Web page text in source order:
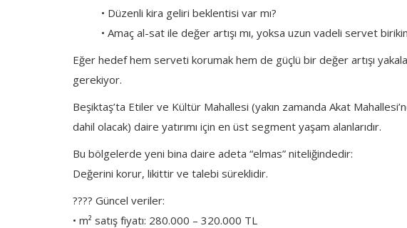
• Düzenli kira geliri beklentisi var mı?
• Amaç al-sat ile değer artışı mı, yoksa uzun vadeli servet
Eğer hedef hem serveti korumak hem de güçlü bir değer artışı
gerekiyor.
Beşiktaş’ta Etiler ve Kültür Mahallesi (yakın zamanda Akat
dahil olacak) daire yatırımı için en üst segment yaşam alanlarıdır.
Bu bölgelerde yeni bina daire adeta “elmas” niteliğindedir:
Değerini korur, likittir ve talebi süreklidir.
???? Güncel veriler:
• m² satış fiyatı: 280.000 – 320.000 TL